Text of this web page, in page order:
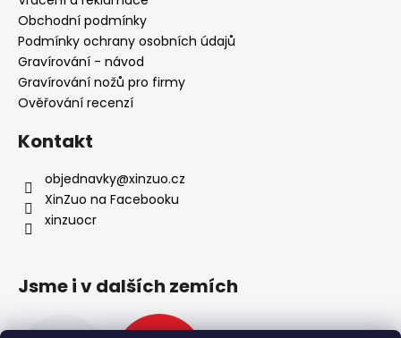
Obchodní podmínky
Podmínky ochrany osobních údajů
Gravírování - návod
Gravírování nožů pro firmy
Ověřování recenzí
Kontakt
objednavky@xinzuo.cz
XinZuo na Facebooku
xinzuocr
Jsme i v dalších zemích